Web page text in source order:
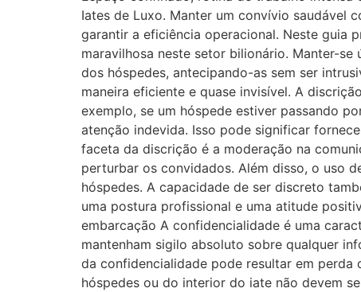
Iates de Luxo. Manter um convívio saudável
garantir a eficiência operacional. Neste guia
maravilhosa neste setor bilionário. Manter-
dos hóspedes, antecipando-as sem ser
maneira eficiente e quase invisível. A
exemplo, se um hóspede estiver passando
atenção indevida. Isso pode significar
faceta da discrição é a moderação na
perturbar os convidados. Além disso, o uso
hóspedes. A capacidade de ser discreto
uma postura profissional e uma atitude
embarcação A confidencialidade é uma
mantenham sigilo absoluto sobre qualquer
da confidencialidade pode resultar em
hóspedes ou do interior do iate não devem